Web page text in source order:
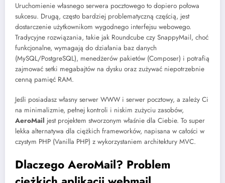
Uruchomienie własnego serwera pocztowego to dopiero połowa
sukcesu. Drugą, często bardziej problematyczną częścią, jest
dostarczenie użytkownikom wygodnego interfejsu webowego.
Tradycyjne rozwiązania, takie jak Roundcube czy SnappyMail, choć
funkcjonalne, wymagają do działania baz danych
(MySQL/PostgreSQL), menedżerów pakietów (Composer) i potrafią
zajmować setki megabajtów na dysku oraz zużywać niepotrzebnie
cenną pamięć RAM.
Jeśli posiadasz własny serwer WWW i serwer pocztowy, a zależy Ci
na minimalizmie, pełnej kontroli i niskim zużyciu zasobów,
AeroMail jest projektem stworzonym właśnie dla Ciebie. To super
lekka alternatywa dla ciężkich frameworków, napisana w całości w
czystym PHP (Vanilla PHP) z wykorzystaniem architektury MVC.
Dlaczego AeroMail? Problem